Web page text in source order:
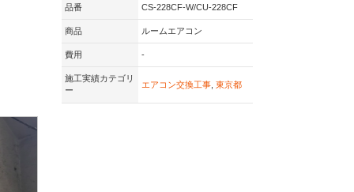
品番 CS-228CF-W/CU-228CF
商品 ルームエアコン
費用 -
施工実績カテゴリ
ー
エアコン交換工事,東京都